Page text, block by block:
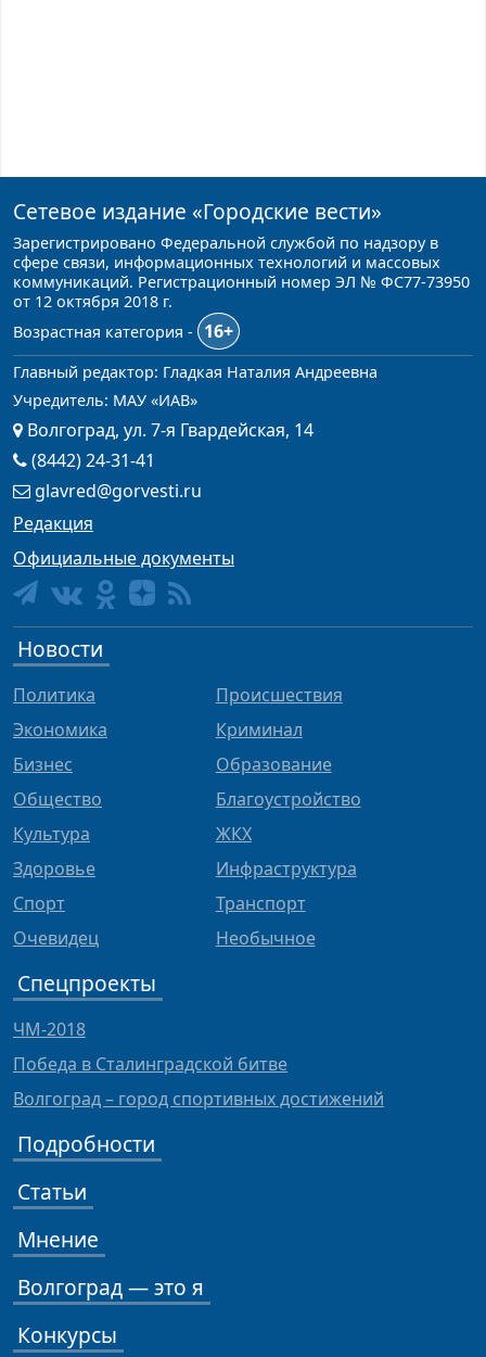
Сетевое издание «Городские вести»
Зарегистрировано Федеральной службой по надзору в
сфере связи, информационных технологий и массовых
коммуникаций. Регистрационный номер ЭЛ № ФС77-73950
от 12 октября 2018 г.
Возрастная категория -
16+
Главный редактор: Гладкая Наталия Андреевна
Учредитель: МАУ «ИАВ»
Волгоград, ул. 7-я Гвардейская, 14
(8442) 24-31-41
glavred@gorvesti.ru
Редакция
Официальные документы
Новости
Политика
Экономика
Бизнес
Общество
Культура
Здоровье
Спорт
Очевидец
Происшествия
Криминал
Образование
Благоустройство
ЖКХ
Инфраструктура
Транспорт
Необычное
Спецпроекты
ЧМ-2018
Победа в Сталинградской битве
Волгоград – город спортивных достижений
Подробности
Статьи
Мнение
Волгоград — это я
Конкурсы